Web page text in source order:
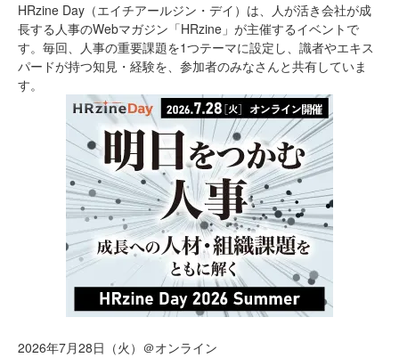
HRzine Day（エイチアールジン・デイ）は、人が活き会社が成
長する人事のWebマガジン「HRzine」が主催するイベントで
す。毎回、人事の重要課題を1つテーマに設定し、識者やエキス
パードが持つ知見・経験を、参加者のみなさんと共有していま
す。
2026年7月28日（火）＠オンライン